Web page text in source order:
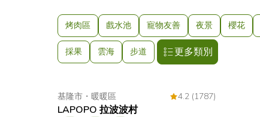
烤肉區 戲水池 寵物友善 夜景 櫻花
採果 雲海 步道 更多類別
基隆市 ・ 暖暖區 4.2 (1787)
LAPOPO 拉波波村